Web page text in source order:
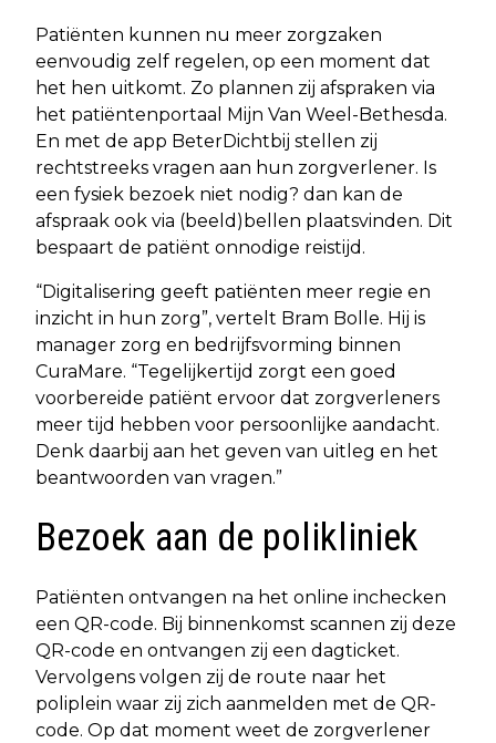
Patiënten kunnen nu meer zorgzaken
eenvoudig zelf regelen, op een moment dat
het hen uitkomt. Zo plannen zij afspraken via
het patiëntenportaal Mijn Van Weel-Bethesda.
En met de app BeterDichtbij stellen zij
rechtstreeks vragen aan hun zorgverlener. Is
een fysiek bezoek niet nodig? dan kan de
afspraak ook via (beeld)bellen plaatsvinden. Dit
bespaart de patiënt onnodige reistijd.
“Digitalisering geeft patiënten meer regie en
inzicht in hun zorg”, vertelt Bram Bolle. Hij is
manager zorg en bedrijfsvorming binnen
CuraMare. “Tegelijkertijd zorgt een goed
voorbereide patiënt ervoor dat zorgverleners
meer tijd hebben voor persoonlijke aandacht.
Denk daarbij aan het geven van uitleg en het
beantwoorden van vragen.”
Bezoek aan de polikliniek
Patiënten ontvangen na het online inchecken
een QR-code. Bij binnenkomst scannen zij deze
QR-code en ontvangen zij een dagticket.
Vervolgens volgen zij de route naar het
poliplein waar zij zich aanmelden met de QR-
code. Op dat moment weet de zorgverlener